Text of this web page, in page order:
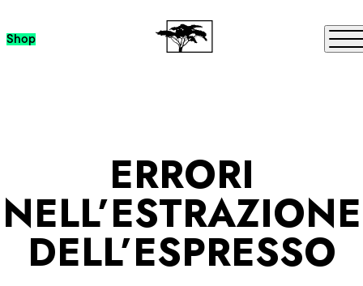
Passa al contenuto
Shop
ERRORI
NELL’ESTRAZIONE
DELL’ESPRESSO